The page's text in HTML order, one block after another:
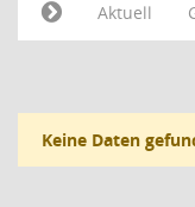
Aktuell
Keine Daten